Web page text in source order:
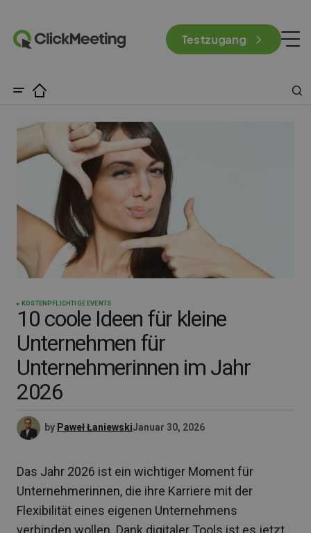
Testzugang
KOSTENPFLICHTIGE EVENTS
10 coole Ideen für kleine
Unternehmen für
Unternehmerinnen im Jahr
2026
by Paweł ŁaniewskiJanuar 30, 2026
Das Jahr 2026 ist ein wichtiger Moment für
Unternehmerinnen, die ihre Karriere mit der
Flexibilität eines eigenen Unternehmens
verbinden wollen. Dank digitaler Tools ist es jetzt